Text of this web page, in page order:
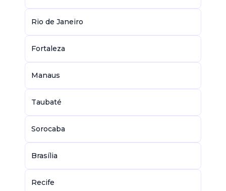
Rio de Janeiro
Fortaleza
Manaus
Taubaté
Sorocaba
Brasília
Recife